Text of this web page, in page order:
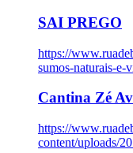
SAI PREGO
https://
sumos-naturais-
Cantina Zé
https://
content/uploads/